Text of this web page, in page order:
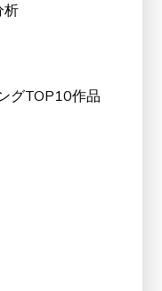
析
グTOP10作品